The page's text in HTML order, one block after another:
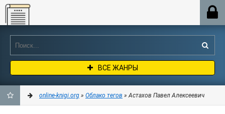
Online-knigi.org
ВСЕ ЖАНРЫ
online-knigi.org » Облако тегов » Астахов Павел Алексеевич